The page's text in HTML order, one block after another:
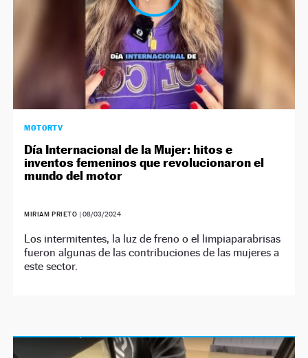
MOTORTV
Día Internacional de la Mujer: hitos e
inventos femeninos que revolucionaron el
mundo del motor
MIRIAM PRIETO | 08/03/2024
Los intermitentes, la luz de freno o el limpiaparabrisas
fueron algunas de las contribuciones de las mujeres a
este sector.